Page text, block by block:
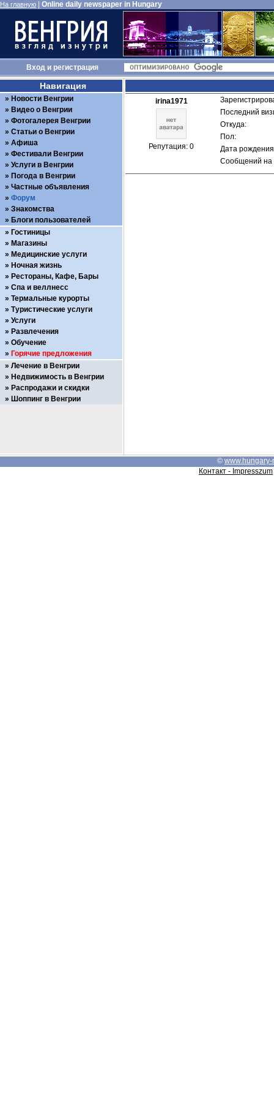
На главную Online daily newspaper in Hungary
Входи регистрация
irina1971
Репутация: 0
Последний
Откуда:
Пол:
Дата
Сообщений на
Навигация
Новости Венгрии
Видео о Венгрии
Фотогалерея Венгрии
Статьи о Венгрии
Афиша
Фестивали Венгрии
Услуги в Венгрии
Погода в Венгрии
Частные объявления
Форум
Знакомства
Блоги пользователей
Гостиницы
Магазины
Медицинские услуги
Ночная жизнь
Рестораны, Кафе, Бары
Спа и веллнесс
Термальные курорты
Туристические услуги
Услуги
Развлечения
Обучение
Горячие предложения
Лечение в Венгрии
Недвижимость в Венгрии
Распродажи и скидки
Шоппинг в Венгрии
© www.hungary-
Контакт - Impresszum